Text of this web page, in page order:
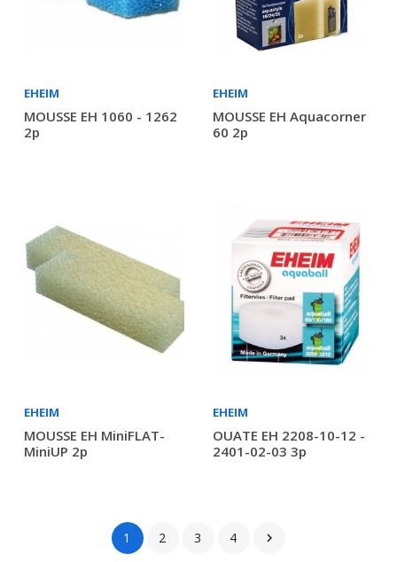
EHEIM
MOUSSE EH 1060 - 1262
2p
EHEIM
MOUSSE EH Aquacorner
60 2p
EHEIM
MOUSSE EH MiniFLAT-
MiniUP 2p
EHEIM
OUATE EH 2208-10-12 -
2401-02-03 3p
1 2 3 4 